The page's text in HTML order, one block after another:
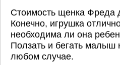
Стоимость щенка Фреда
Конечно, игрушка
необходима ли она
Ползать и бегать малыш
любом случае.